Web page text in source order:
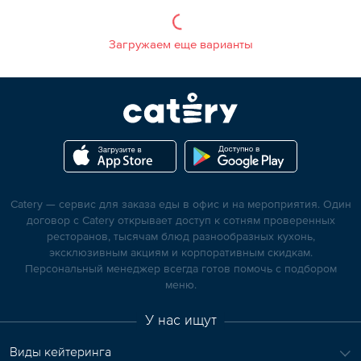
Загружаем еще варианты
Catery — сервис для заказа еды в офис и на мероприятия. Один
договор с Catery открывает доступ к сотням проверенных
ресторанов, тысячам блюд разнообразных кухонь,
эксклюзивным акциям и корпоративным скидкам.
Персональный менеджер всегда готов помочь с подбором
меню.
У нас ищут
Виды кейтеринга